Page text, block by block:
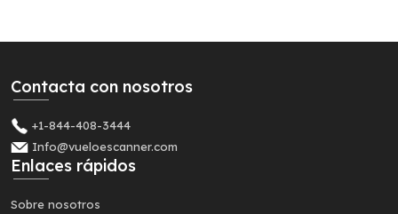
Contacta con nosotros
+1-844-408-3444
Info@vueloescanner.com
Enlaces rápidos
Sobre nosotros